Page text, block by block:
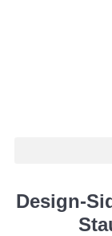
Design-